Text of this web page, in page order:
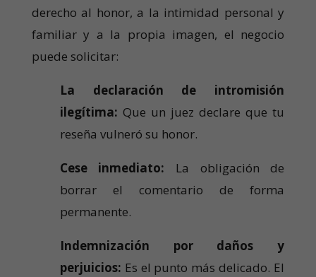
derecho al honor, a la intimidad personal y
familiar y a la propia imagen, el negocio
puede solicitar:
La declaración de intromisión
ilegítima: Que un juez declare que tu
reseña vulneró su honor.
Cese inmediato: La obligación de
borrar el comentario de forma
permanente.
Indemnización por daños y
perjuicios: Es el punto más delicado. El